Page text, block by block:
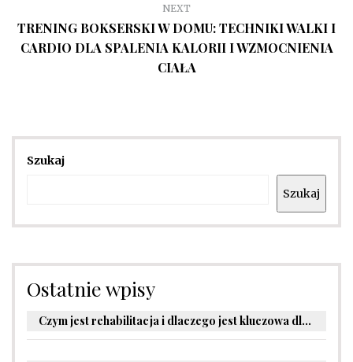
NEXT
TRENING BOKSERSKI W DOMU: TECHNIKI WALKI I
CARDIO DLA SPALENIA KALORII I WZMOCNIENIA
CIAŁA
Szukaj
Szukaj
Ostatnie wpisy
Czym jest rehabilitacja i dlaczego jest kluczowa dla powrotu do zdrowia?